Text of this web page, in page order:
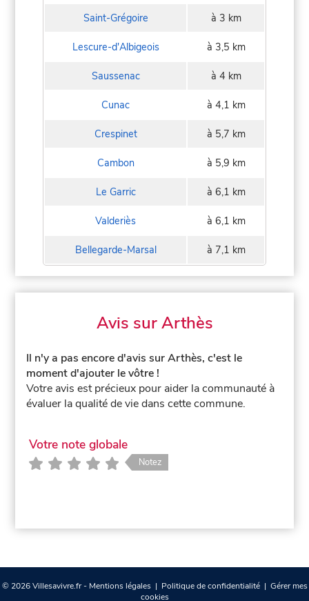
Saint-Grégoire à 3 km
Lescure-d'Albigeois à 3,5 km
Saussenac à 4 km
Cunac à 4,1 km
Crespinet à 5,7 km
Cambon à 5,9 km
Le Garric à 6,1 km
Valderiès à 6,1 km
Bellegarde-Marsal à 7,1 km
Avis sur Arthès
Il n'y a pas encore d'avis sur Arthès, c'est le
moment d'ajouter le vôtre !
Votre avis est précieux pour aider la communauté à
évaluer la qualité de vie dans cette commune.
Votre note globale
Notez
© 2026 Villesavivre.fr - Mentions légales| Politique de confidentialité| Gérer mes
cookies